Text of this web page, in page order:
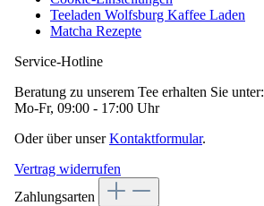
Teeladen Wolfsburg Kaffee Laden
Matcha Rezepte
Service-Hotline
Beratung zu unserem Tee erhalten Sie unter:
Mo-Fr, 09:00 - 17:00 Uhr
Oder über unserKontaktformular.
Vertrag widerrufen
Zahlungsarten